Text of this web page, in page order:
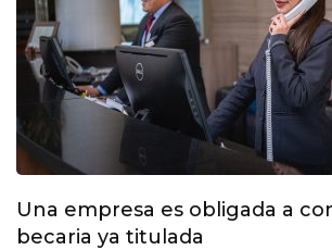
Una empresa es obligada a
becaria ya titulada